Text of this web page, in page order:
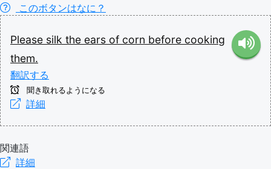
このボタンはなに？
Please silk the ears of corn before cooking
them.
翻訳する
聞き取れるようになる
詳細
関連語
詳細